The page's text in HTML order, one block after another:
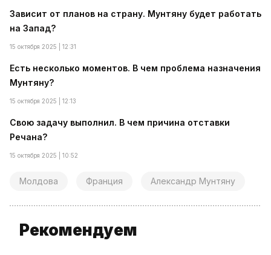
Зависит от планов на страну. Мунтяну будет работать
на Запад?
15 октября 2025 | 12:31
Есть несколько моментов. В чем проблема назначения
Мунтяну?
15 октября 2025 | 12:13
Свою задачу выполнил. В чем причина отставки
Речана?
15 октября 2025 | 10:52
Молдова Франция Александр Мунтяну
Рекомендуем